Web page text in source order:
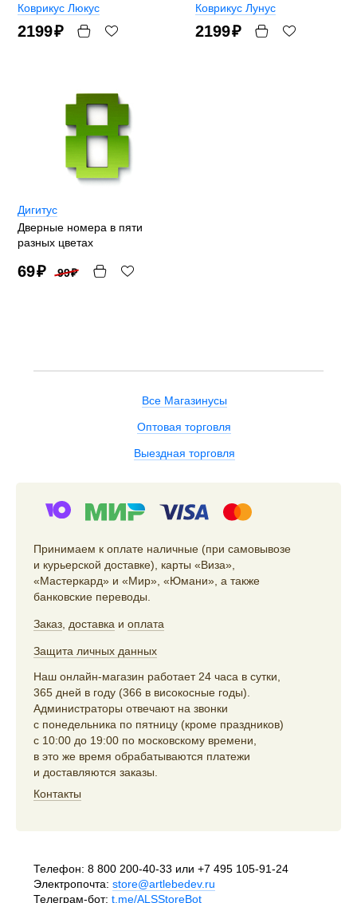
Коврикус Люкус
2199₽
Коврикус Лунус
2199₽
Дигитус
Дверные номера в пяти
разных цветах
69₽ 99₽
Все Магазинусы
Оптовая торговля
Выездная торговля
Принимаем к оплате наличные (при самовывозе
и курьерской доставке), карты «Виза»,
«Мастеркард» и «Мир», «Юмани», а также
банковские переводы.
Заказ, доставка и оплата
Защита личных данных
Наш онлайн-магазин работает 24 часа в сутки,
365 дней в году (366 в високосные годы).
Администраторы отвечают на звонки
с понедельника по пятницу (кроме праздников)
с 10:00 до 19:00 по московскому времени,
в это же время обрабатываются платежи
и доставляются заказы.
Контакты
Телефон: 8 800 200-40-33 или +7 495 105-91-24
Электропочта: store@artlebedev.ru
Телеграм-бот: t.me/ALSStoreBot